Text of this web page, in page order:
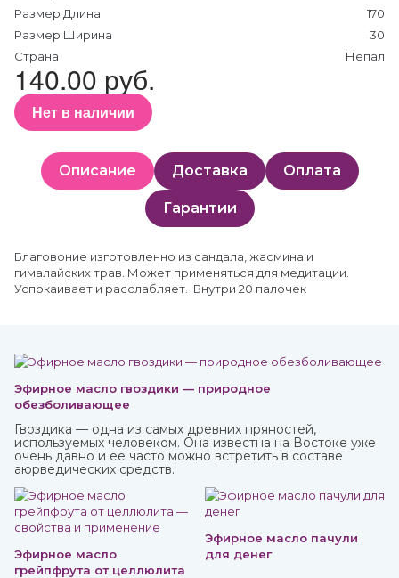
Размер Длина
170
Размер Ширина
30
Страна
Непал
140.00 руб.
Нет в наличии
Описание Доставка Оплата
Гарантии
Благовоние изготовленно из сандала, жасмина и
гималайских трав. Может применяться для медитации.
Успокаивает и расслабляет. Внутри 20 палочек
Эфирное масло гвоздики — природное
обезболивающее
Гвоздика — одна из самых древних пряностей,
используемых человеком. Она известна на Востоке уже
очень давно и ее часто можно встретить в составе
аюрведических средств.
Эфирное масло
грейпфрута от целлюлита
Эфирное масло пачули
для денег